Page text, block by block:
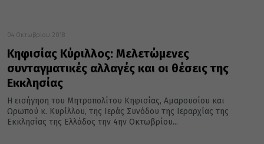
04 Οκτωβρίου 2018
Κηφισίας Κύριλλος: Μελετώμενες
συνταγματικές αλλαγές και οι θέσεις της
Εκκλησίας
Η εισήγηση του Μητροπολίτου Κηφισίας, Αμαρουσίου και
Ωρωπού κ. Κυρίλλου, της Ιεράς Συνόδου της Ιεραρχίας της
Εκκλησίας της Ελλάδος την 4ην Οκτωβρίου...